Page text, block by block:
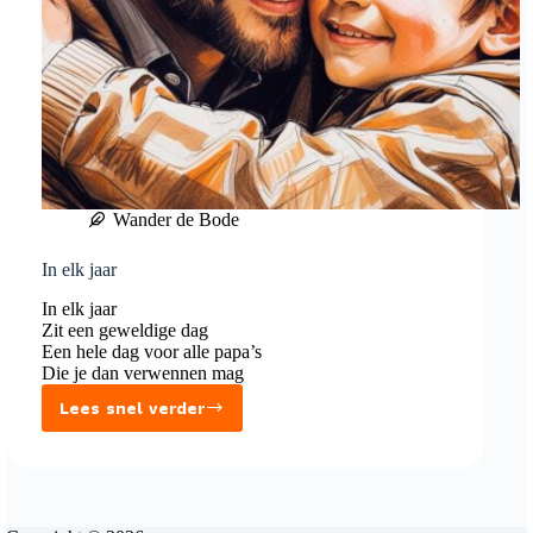
Wander de Bode
In elk jaar
In elk jaar
Zit een geweldige dag
Een hele dag voor alle papa’s
Die je dan verwennen mag
Lees snel verder
In